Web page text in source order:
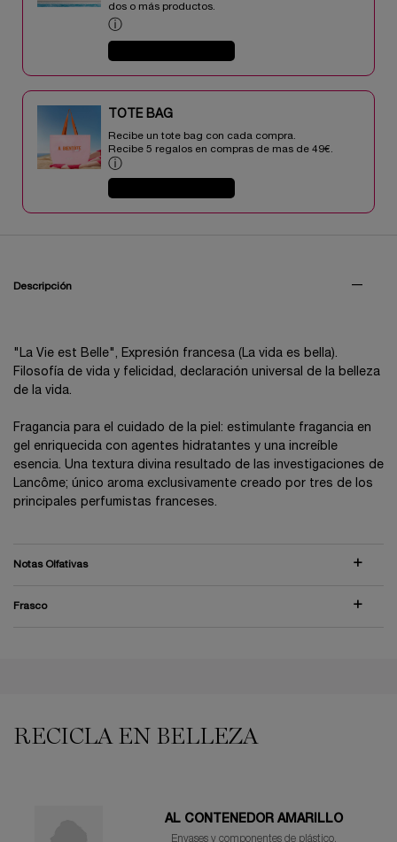
dos o más productos.​
ⓘ
TOTE BAG​​
Recibe un tote bag con cada compra.
Recibe 5 regalos en compras de mas de 49€.​
ⓘ
Descripción
"La Vie est Belle", Expresión francesa (La vida es bella).
Filosofía de vida y felicidad, declaración universal de la belleza
de la vida.
Fragancia para el cuidado de la piel: estimulante fragancia en
gel enriquecida con agentes hidratantes y una increíble
esencia. Una textura divina resultado de las investigaciones de
Lancôme; único aroma exclusivamente creado por tres de los
principales perfumistas franceses.
Notas Olfativas
Frasco
RECICLA EN BELLEZA
AL CONTENEDOR AMARILLO
Envases y componentes de plástico,